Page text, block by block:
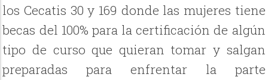
los Cecatis 30 y 169 donde las mujeres tiene
becas del 100% para la certificación de algún
tipo de curso que quieran tomar y salgan
preparadas para enfrentar la parte